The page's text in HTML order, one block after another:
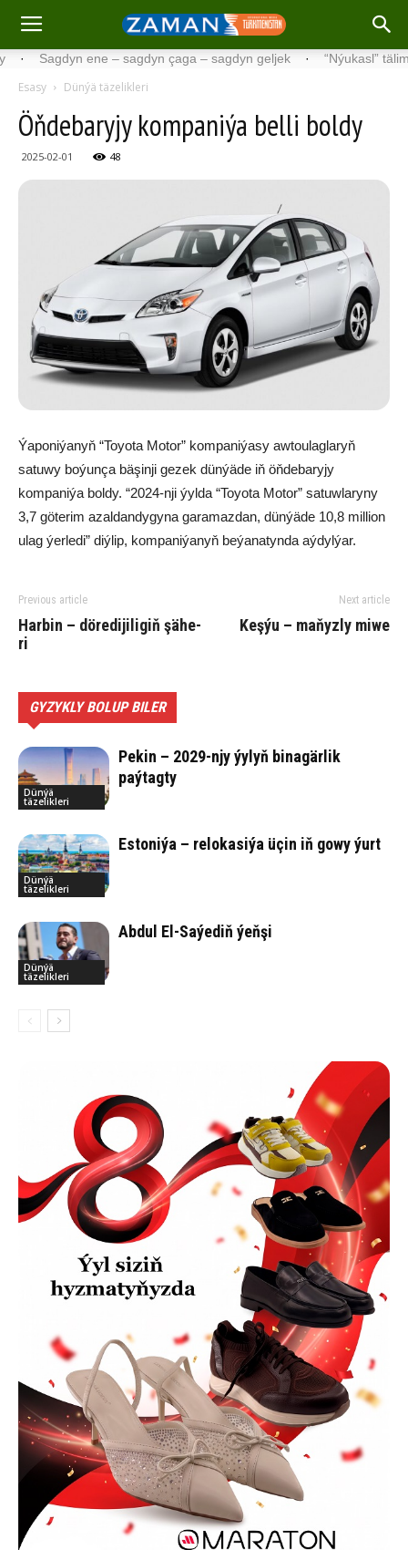
Sagdyn ene – sagdyn çaga – sagdyn geljek · “Nýukasl” tälimçisini
Esasy Dünýä täzelikleri
Öňdebaryjy kompaniýa belli boldy
2025-02-01 48
Ýaponiýanyň “Toyota Motor” kompaniýasy awtoulaglaryň
satuwy boýunça bäşinji gezek dünýäde iň öňdebaryjy
kompaniýa boldy. “2024-nji ýylda “Toyota Motor” satuwlaryny
3,7 göterim azaldandygyna garamazdan, dünýäde 10,8 million
ulag ýerledi” diýlip, kompaniýanyň beýanatynda aýdylýar.
Previous article
Har­bin – dö­re­di­ji­li­giň şä­he­
ri
Next article
Keş­ýu – maňyzly mi­we
GYZYKLY BOLUP BILER
Dünýä
täzelikleri
Pekin – 2029-njy ýylyň binagärlik
paýtagty
Dünýä
täzelikleri
Estoniýa – relokasiýa üçin iň gowy ýurt
Dünýä
täzelikleri
Abdul El-Saýediň ýeňşi